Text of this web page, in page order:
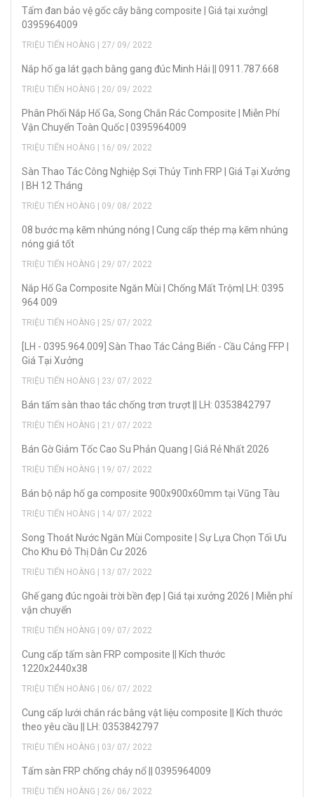
Tấm đan bảo vệ gốc cây bằng composite | Giá tại xưởng|
0395964009
TRIỆU TIẾN HOÀNG | 27/ 09/ 2022
Nắp hố ga lát gạch bằng gang đúc Minh Hải || 0911.787.668
TRIỆU TIẾN HOÀNG | 20/ 09/ 2022
Phân Phối Nắp Hố Ga, Song Chắn Rác Composite | Miễn Phí
Vận Chuyển Toàn Quốc | 0395964009
TRIỆU TIẾN HOÀNG | 16/ 09/ 2022
Sàn Thao Tác Công Nghiệp Sợi Thủy Tinh FRP | Giá Tại Xưởng
| BH 12 Tháng
TRIỆU TIẾN HOÀNG | 09/ 08/ 2022
08 bước mạ kẽm nhúng nóng | Cung cấp thép mạ kẽm nhúng
nóng giá tốt
TRIỆU TIẾN HOÀNG | 29/ 07/ 2022
Nắp Hố Ga Composite Ngăn Mùi | Chống Mất Trộm| LH: 0395
964 009
TRIỆU TIẾN HOÀNG | 25/ 07/ 2022
[LH - 0395.964.009] Sàn Thao Tác Cảng Biển - Cầu Cảng FFP |
Giá Tại Xưởng
TRIỆU TIẾN HOÀNG | 23/ 07/ 2022
Bán tấm sàn thao tác chống trơn trượt || LH: 0353842797
TRIỆU TIẾN HOÀNG | 21/ 07/ 2022
Bán Gờ Giảm Tốc Cao Su Phản Quang | Giá Rẻ Nhất 2026
TRIỆU TIẾN HOÀNG | 19/ 07/ 2022
Bán bộ nắp hố ga composite 900x900x60mm tại Vũng Tàu
TRIỆU TIẾN HOÀNG | 14/ 07/ 2022
Song Thoát Nước Ngăn Mùi Composite | Sự Lựa Chọn Tối Ưu
Cho Khu Đô Thị Dân Cư 2026
TRIỆU TIẾN HOÀNG | 13/ 07/ 2022
Ghế gang đúc ngoài trời bền đẹp | Giá tại xưởng 2026 | Miễn phí
vận chuyển
TRIỆU TIẾN HOÀNG | 09/ 07/ 2022
Cung cấp tấm sàn FRP composite || Kích thước
1220x2440x38
TRIỆU TIẾN HOÀNG | 06/ 07/ 2022
Cung cấp lưới chắn rác bằng vật liệu composite || Kích thước
theo yêu cầu || LH: 0353842797
TRIỆU TIẾN HOÀNG | 03/ 07/ 2022
Tấm sàn FRP chống cháy nổ || 0395964009
TRIỆU TIẾN HOÀNG | 26/ 06/ 2022